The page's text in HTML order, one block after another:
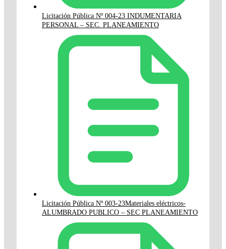
Licitación Pública Nº 004-23 INDUMENTARIA
PERSONAL – SEC. PLANEAMIENTO
Licitación Pública Nº 003-23Materiales eléctricos-
ALUMBRADO PUBLICO – SEC PLANEAMIENTO